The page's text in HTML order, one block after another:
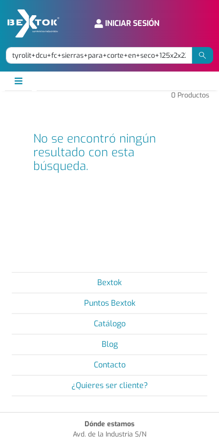
INICIAR SESIÓN
0 Productos
No se encontró ningún
resultado con esta
búsqueda.
Bextok
Puntos Bextok
Catálogo
Blog
Contacto
¿Quieres ser cliente?
Dónde estamos
Avd. de la Industria S/N